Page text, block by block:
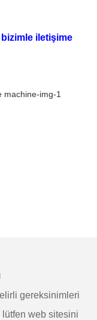
bizimle iletişime
gereksinimleri
web sitesini